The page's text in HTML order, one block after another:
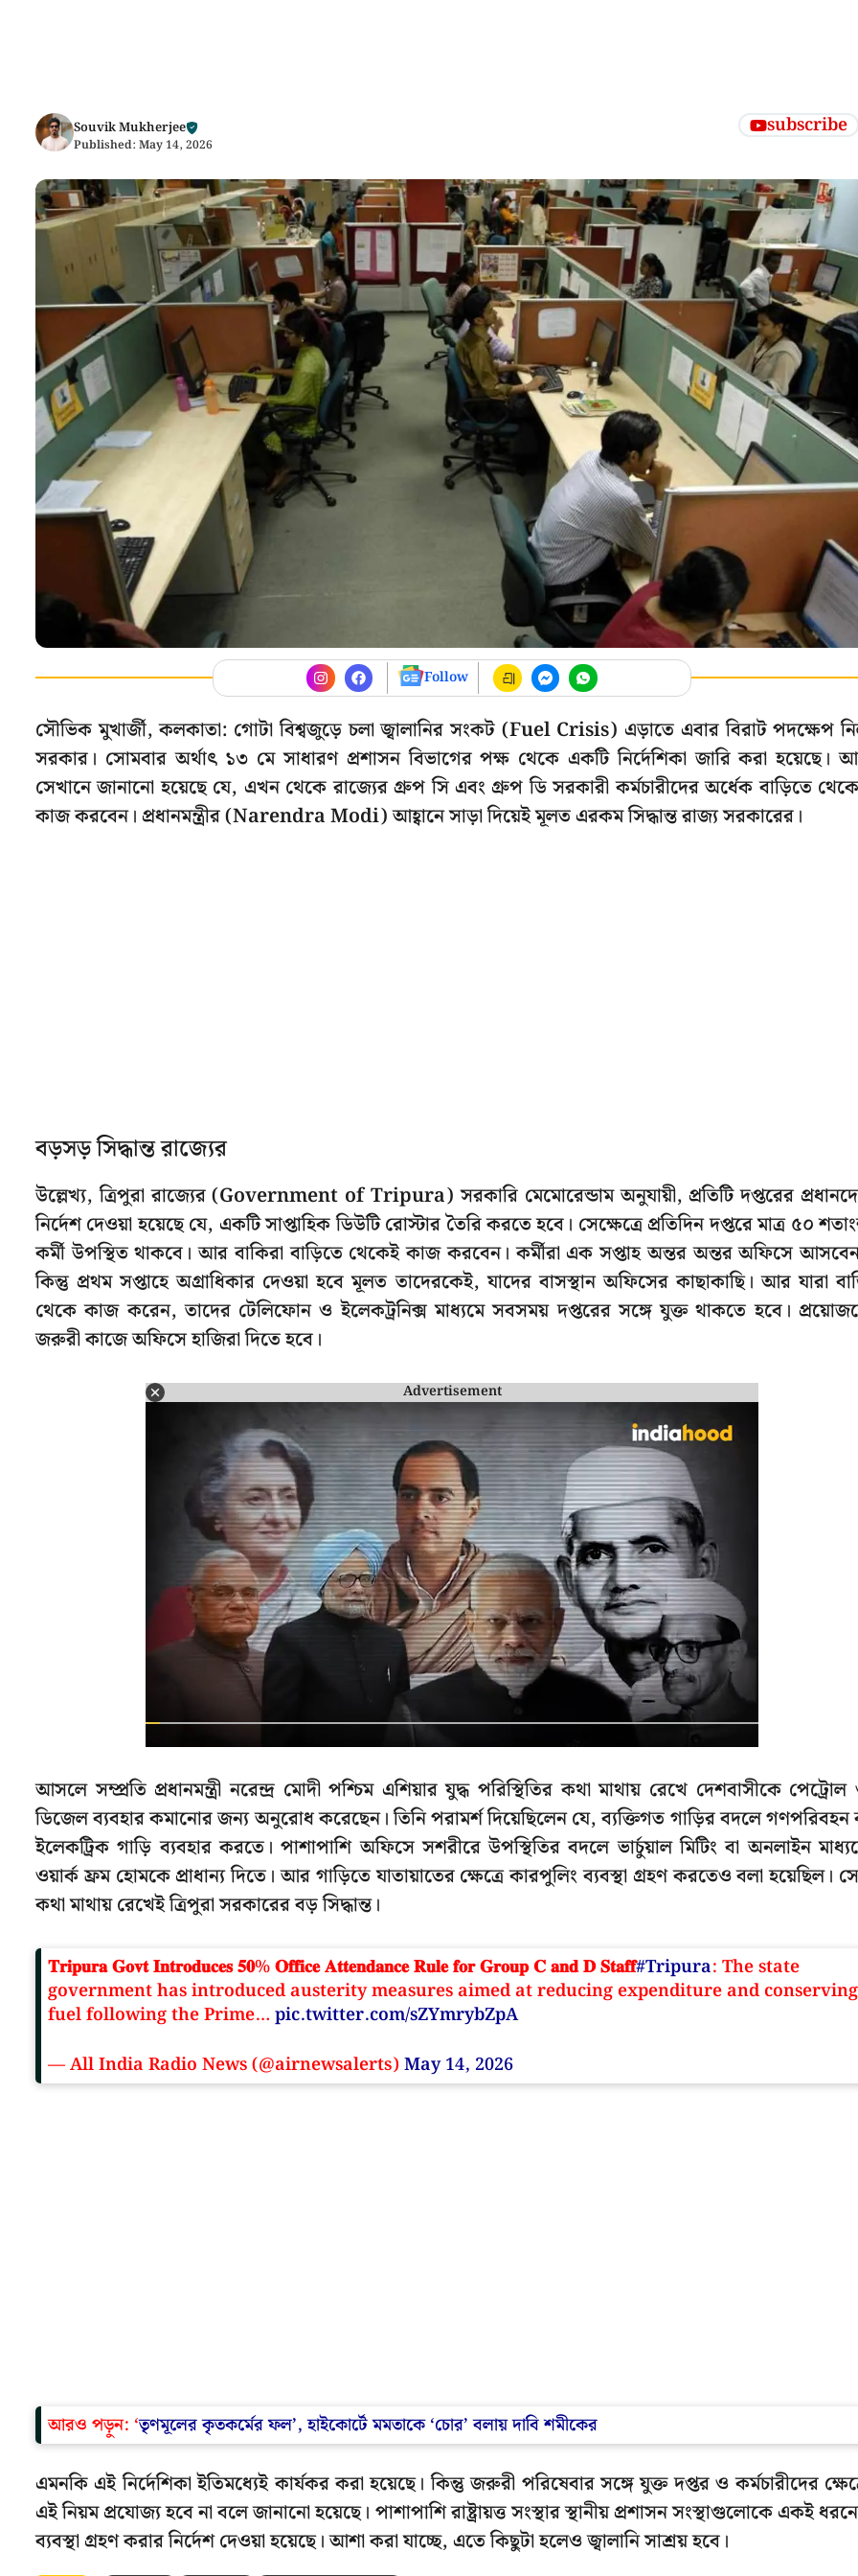
Souvik Mukherjee
Published: May 14, 2026
subscribe
Follow
সৌভিক মুখার্জী, কলকাতা: গোটা বিশ্বজুড়ে চলা জ্বালানির সংকট (Fuel Crisis) এড়াতে এবার বিরাট পদক্ষেপ
সরকার। সোমবার অর্থাৎ ১৩ মে সাধারণ প্রশাসন বিভাগের পক্ষ থেকে একটি নির্দেশিকা জারি করা হয়েছে।
সেখানে জানানো হয়েছে যে, এখন থেকে রাজ্যের গ্রুপ সি এবং গ্রুপ ডি সরকারী কর্মচারীদের অর্ধেক বাড়িতে
কাজ করবেন। প্রধানমন্ত্রীর (Narendra Modi) আহ্বানে সাড়া দিয়েই মূলত এরকম সিদ্ধান্ত রাজ্য সরকারের।
বড়সড় সিদ্ধান্ত রাজ্যের
উল্লেখ্য, ত্রিপুরা রাজ্যের (Government of Tripura) সরকারি মেমোরেন্ডাম অনুযায়ী, প্রতিটি দপ্তরের
নির্দেশ দেওয়া হয়েছে যে, একটি সাপ্তাহিক ডিউটি রোস্টার তৈরি করতে হবে। সেক্ষেত্রে প্রতিদিন দপ্তরে মাত্র ৫০
কর্মী উপস্থিত থাকবে। আর বাকিরা বাড়িতে থেকেই কাজ করবেন। কর্মীরা এক সপ্তাহ অন্তর অন্তর অফিসে
কিন্তু প্রথম সপ্তাহে অগ্রাধিকার দেওয়া হবে মূলত তাদেরকেই, যাদের বাসস্থান অফিসের কাছাকাছি। আর যারা
থেকে কাজ করেন, তাদের টেলিফোন ও ইলেকট্রনিক্স মাধ্যমে সবসময় দপ্তরের সঙ্গে যুক্ত থাকতে হবে।
জরুরী কাজে অফিসে হাজিরা দিতে হবে।
Advertisement
আসলে সম্প্রতি প্রধানমন্ত্রী নরেন্দ্র মোদী পশ্চিম এশিয়ার যুদ্ধ পরিস্থিতির কথা মাথায় রেখে দেশবাসীকে
ডিজেল ব্যবহার কমানোর জন্য অনুরোধ করেছেন। তিনি পরামর্শ দিয়েছিলেন যে, ব্যক্তিগত গাড়ির বদলে গণপরিবহন
ইলেকট্রিক গাড়ি ব্যবহার করতে। পাশাপাশি অফিসে সশরীরে উপস্থিতির বদলে ভার্চুয়াল মিটিং বা অনলাইন
ওয়ার্ক ফ্রম হোমকে প্রাধান্য দিতে। আর গাড়িতে যাতায়াতের ক্ষেত্রে কারপুলিং ব্যবস্থা গ্রহণ করতেও বলা হয়েছিল।
কথা মাথায় রেখেই ত্রিপুরা সরকারের বড় সিদ্ধান্ত।
𝐓𝐫𝐢𝐩𝐮𝐫𝐚 𝐆𝐨𝐯𝐭 𝐈𝐧𝐭𝐫𝐨𝐝𝐮𝐜𝐞𝐬 𝟓𝟎% 𝐎𝐟𝐟𝐢𝐜𝐞 𝐀𝐭𝐭𝐞𝐧𝐝𝐚𝐧𝐜𝐞 𝐑𝐮𝐥𝐞 𝐟𝐨𝐫 𝐆𝐫𝐨𝐮𝐩 𝐂 𝐚𝐧𝐝 𝐃 𝐒𝐭𝐚𝐟𝐟#Tripura: The state
government has introduced austerity measures aimed at reducing expenditure and conserving
fuel following the Prime… pic.twitter.com/sZYmrybZpA
— All India Radio News (@airnewsalerts) May 14, 2026
আরও পড়ুন: ‘তৃণমূলের কৃতকর্মের ফল’, হাইকোর্টে মমতাকে ‘চোর’ বলায় দাবি শমীকের
এমনকি এই নির্দেশিকা ইতিমধ্যেই কার্যকর করা হয়েছে। কিন্তু জরুরী পরিষেবার সঙ্গে যুক্ত দপ্তর ও কর্মচারীদের
এই নিয়ম প্রযোজ্য হবে না বলে জানানো হয়েছে। পাশাপাশি রাষ্ট্রায়ত্ত সংস্থার স্থানীয় প্রশাসন সংস্থাগুলোকে একই
ব্যবস্থা গ্রহণ করার নির্দেশ দেওয়া হয়েছে। আশা করা যাচ্ছে, এতে কিছুটা হলেও জ্বালানি সাশ্রয় হবে।